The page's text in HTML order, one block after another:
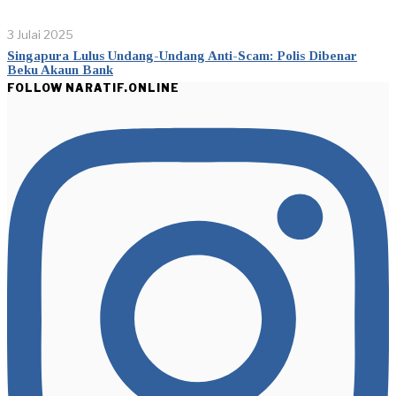
3 Julai 2025
Singapura Lulus Undang-Undang Anti-Scam: Polis Dibenar
Beku Akaun Bank
FOLLOW NARATIF.ONLINE